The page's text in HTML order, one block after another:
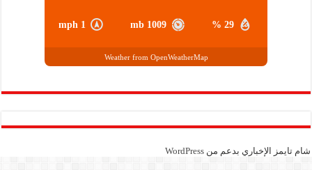
29 %
1009 mb
1 mph
Weather from OpenWeatherMap
شام تايمز الإخباري بدعم منWordPress